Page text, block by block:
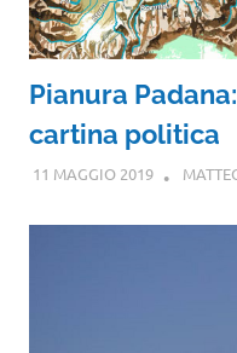
Pianura
cartina politica
11 MAGGIO 2019